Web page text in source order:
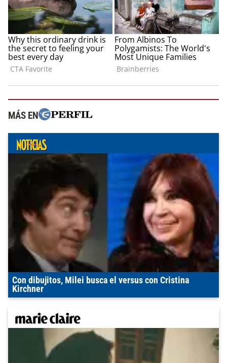
MÁS EN
Con dibujitos, Milei busca el versus con Cristina
Kirchner